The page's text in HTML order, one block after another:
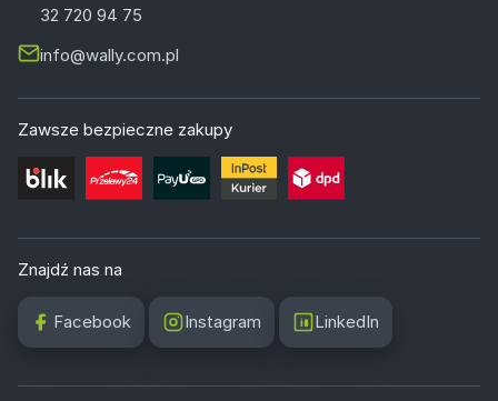
32 720 94 75
info@wally.com.pl
Zawsze bezpieczne zakupy
Znajdź nas na
Facebook Instagram LinkedIn